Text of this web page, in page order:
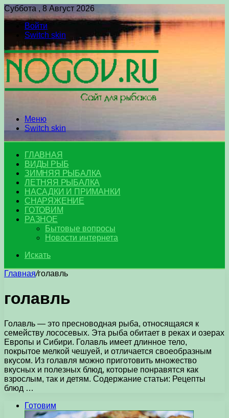
Суббота , 8 Август 2026
Войти
Switch skin
Меню
Switch skin
ГЛАВНАЯ
ВИДЫ РЫБ
ЗИМНЯЯ РЫБАЛКА
ЛЕТНЯЯ РЫБАЛКА
НАСАДКИ И ПРИМАНКИ
СНАРЯЖЕНИЕ
ГОТОВИМ
РАЗНОЕ
Бытовые вопросы
Новости интернета
Искать
Главная/голавль
голавль
Голавль — это пресноводная рыба, относящаяся к
семейству лососевых. Эта рыба обитает в реках и озерах
Европы и Сибири. Голавль имеет длинное тело,
покрытое мелкой чешуей, и отличается своеобразным
вкусом. Из голавля можно приготовить множество
вкусных и полезных блюд, которые понравятся как
взрослым, так и детям. Содержание статьи: Рецепты
блюд …
Готовим